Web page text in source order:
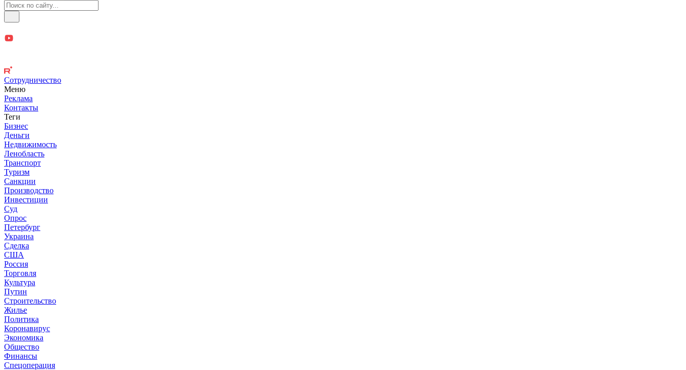
Сотрудничество
Меню
Реклама
Контакты
Теги
Бизнес
Деньги
Недвижимость
Ленобласть
Транспорт
Туризм
Санкции
Производство
Инвестиции
Суд
Опрос
Петербург
Украина
Сделка
США
Россия
Торговля
Культура
Путин
Строительство
Жилье
Политика
Коронавирус
Экономика
Общество
Финансы
Спецоперация